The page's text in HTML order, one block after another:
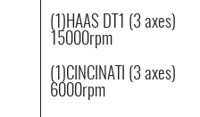
(1)HAAS DT1 (3 axes)
15000rpm
(1)CINCINATI (3 axes)
6000rpm